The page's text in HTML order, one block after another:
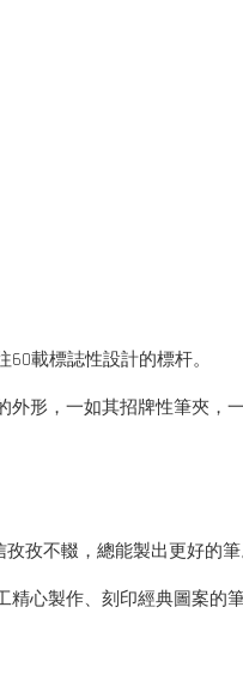
載標誌性設計的標杆。
形，一如其招牌性筆夾，
孜孜不輟，總能製出更好
精心製作、刻印經典圖案的